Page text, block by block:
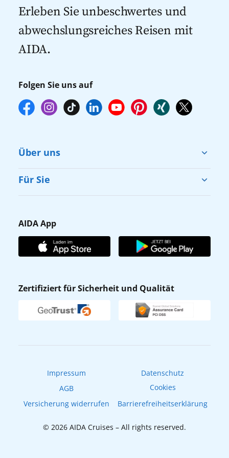
Kreuzfahrten 2027
Erleben Sie unbeschwertes und
abwechslungsreiches Reisen mit
AIDA.
Folgen Sie uns auf
Über uns
Cruise & Help
Karriere
Affiliateprogramm
Verhaltens- & Ethikkodex
Newsletter
Für Sie
Gästefragebogen
AIDA Club
AIDA App
AIDA App
Zertifiziert für Sicherheit und Qualität
Impressum
Datenschutz
AGB
Cookies
Versicherung widerrufen
Barrierefreiheitserklärung
© 2026 AIDA Cruises – All rights reserved.